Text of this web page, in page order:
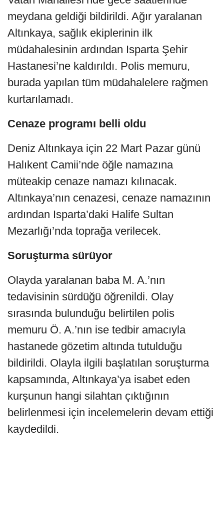
meydana geldiği bildirildi. Ağır yaralanan
Altınkaya, sağlık ekiplerinin ilk
müdahalesinin ardından Isparta Şehir
Hastanesi’ne kaldırıldı. Polis memuru,
burada yapılan tüm müdahalelere rağmen
kurtarılamadı.
Cenaze programı belli oldu
Deniz Altınkaya için 22 Mart Pazar günü
Halıkent Camii’nde öğle namazına
müteakip cenaze namazı kılınacak.
Altınkaya’nın cenazesi, cenaze namazının
ardından Isparta’daki Halife Sultan
Mezarlığı’nda toprağa verilecek.
Soruşturma sürüyor
Olayda yaralanan baba M. A.’nın
tedavisinin sürdüğü öğrenildi. Olay
sırasında bulunduğu belirtilen polis
memuru Ö. A.’nın ise tedbir amacıyla
hastanede gözetim altında tutulduğu
bildirildi. Olayla ilgili başlatılan soruşturma
kapsamında, Altınkaya’ya isabet eden
kurşunun hangi silahtan çıktığının
belirlenmesi için incelemelerin devam ettiği
kaydedildi.